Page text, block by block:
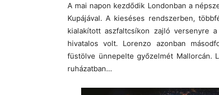
A mai napon kezdődik Londonban a
Kupájával. A kieséses rendszerben,
kialakított aszfaltcsíkon zajló versenyre
hivatalos volt. Lorenzo azonban
füstölve ünnepelte győzelmét Mallorcán.
ruházatban…